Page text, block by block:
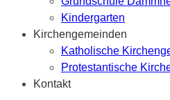
Kindergarten
Kirchengemeinden
Katholische
Protestantische
Kontakt